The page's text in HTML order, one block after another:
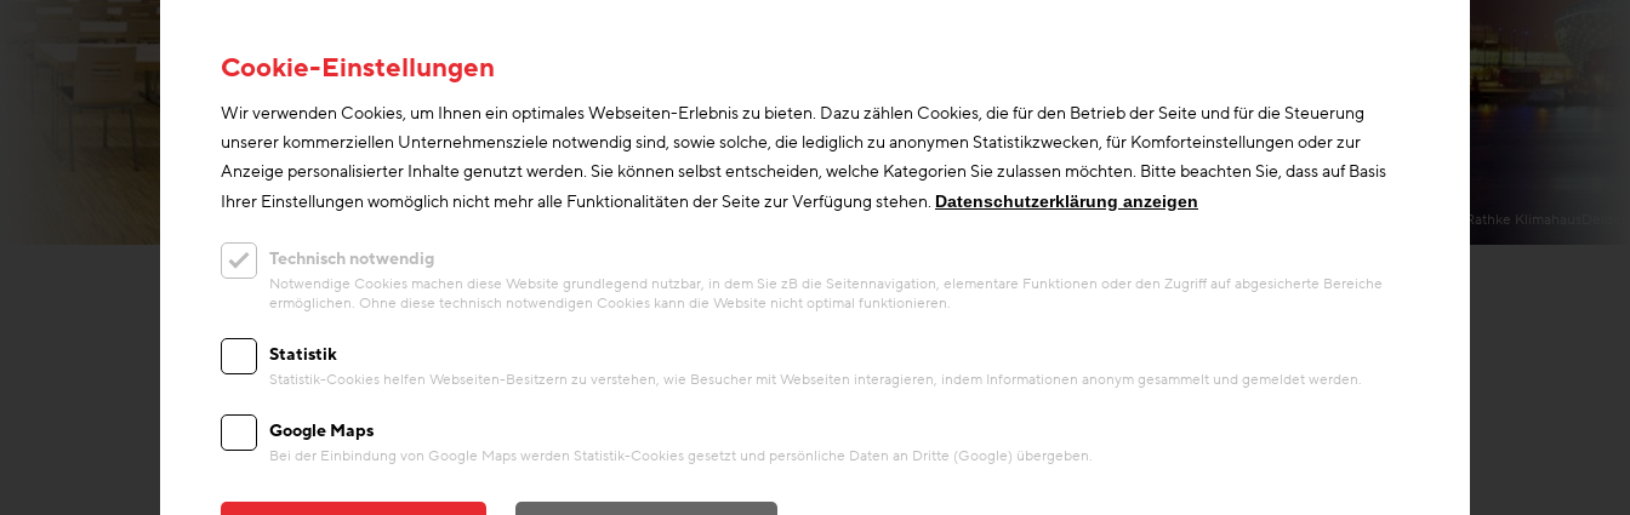
© Delderfield, Langer, Rathke
Cookie-Einstellungen
Wir verwenden Cookies, um Ihnen ein optimales Webseiten-Erlebnis zu bieten. Dazu zählen Cookies, die für den Betrieb der Seite und für die Steuerung
unserer kommerziellen Unternehmensziele notwendig sind, sowie solche, die lediglich zu anonymen Statistikzwecken, für Komforteinstellungen oder zur
Anzeige personalisierter Inhalte genutzt werden. Sie können selbst entscheiden, welche Kategorien Sie zulassen möchten. Bitte beachten Sie, dass auf Basis
Ihrer Einstellungen womöglich nicht mehr alle Funktionalitäten der Seite zur Verfügung stehen. Datenschutzerklärung anzeigen
Technisch notwendig
Notwendige Cookies machen diese Website grundlegend nutzbar, in dem Sie zB die Seitennavigation, elementare Funktionen oder den Zugriff auf abgesicherte Bereiche
ermöglichen. Ohne diese technisch notwendigen Cookies kann die Website nicht optimal funktionieren.
Statistik
Statistik-Cookies helfen Webseiten-Besitzern zu verstehen, wie Besucher mit Webseiten interagieren, indem Informationen anonym gesammelt und gemeldet werden.
Google Maps
Bei der Einbindung von Google Maps werden Statistik-Cookies gesetzt und persönliche Daten an Dritte (Google) übergeben.